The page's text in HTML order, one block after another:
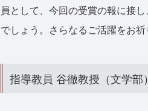
員として、今回の受賞の報に接
でしょう。さらなるご活躍をお祈
指導教員 谷徹教授（文学部